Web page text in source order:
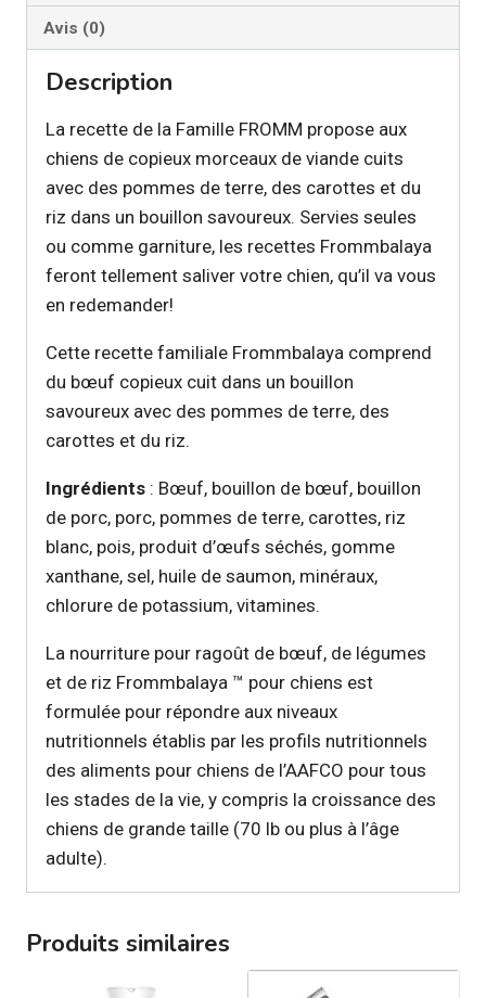
riz
pour
Avis (0)
Description
La recette de la Famille FROMM propose aux
chiens de copieux morceaux de viande cuits
avec des pommes de terre, des carottes et du
riz dans un bouillon savoureux. Servies seules
ou comme garniture, les recettes Frommbalaya
feront tellement saliver votre chien, qu’il va vous
en redemander!
Cette recette familiale Frommbalaya comprend
du bœuf copieux cuit dans un bouillon
savoureux avec des pommes de terre, des
carottes et du riz.
Ingrédients : Bœuf, bouillon de bœuf, bouillon
de porc, porc, pommes de terre, carottes, riz
blanc, pois, produit d’œufs séchés, gomme
xanthane, sel, huile de saumon, minéraux,
chlorure de potassium, vitamines.
La nourriture pour ragoût de bœuf, de légumes
et de riz Frommbalaya ™ pour chiens est
formulée pour répondre aux niveaux
nutritionnels établis par les profils nutritionnels
des aliments pour chiens de l’AAFCO pour tous
les stades de la vie, y compris la croissance des
chiens de grande taille (70 lb ou plus à l’âge
adulte).
Produits similaires